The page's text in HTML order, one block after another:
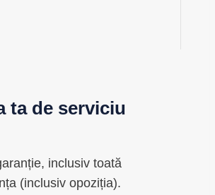
ta de serviciu
inclusiv toată
(inclusiv opoziția).